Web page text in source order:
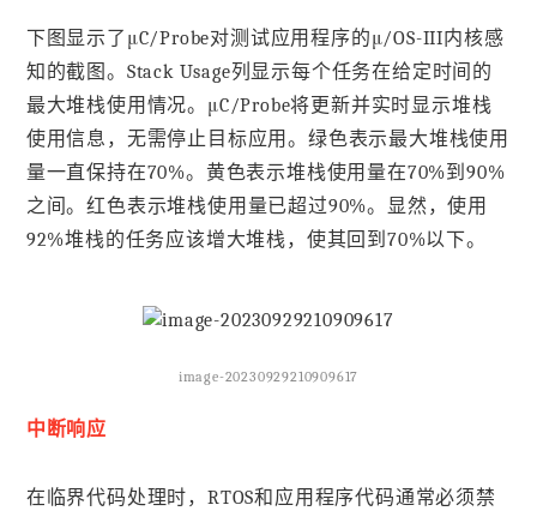
下图显示了μC/Probe对测试应用程序的μ/OS-III内核感
知的截图。Stack Usage列显示每个任务在给定时间的
最大堆栈使用情况。μC/Probe将更新并实时显示堆栈
使用信息，无需停止目标应用。绿色表示最大堆栈使用
量一直保持在70%。黄色表示堆栈使用量在70%到90%
之间。红色表示堆栈使用量已超过90%。显然，使用
92%堆栈的任务应该增大堆栈，使其回到70%以下。
image-20230929210909617
中断响应
在临界代码处理时，RTOS和应用程序代码通常必须禁